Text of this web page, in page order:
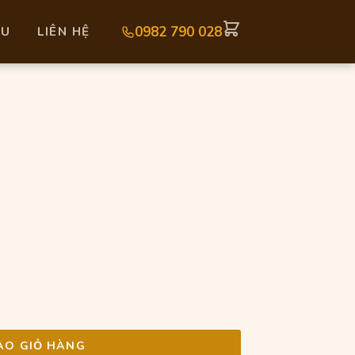
LIÊN HỆ 0982 790 028
₫.
GIỎ HÀNG